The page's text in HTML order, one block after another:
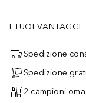
I TUOI VANTAGGI
Spedizione
Spedizione
2 campioni